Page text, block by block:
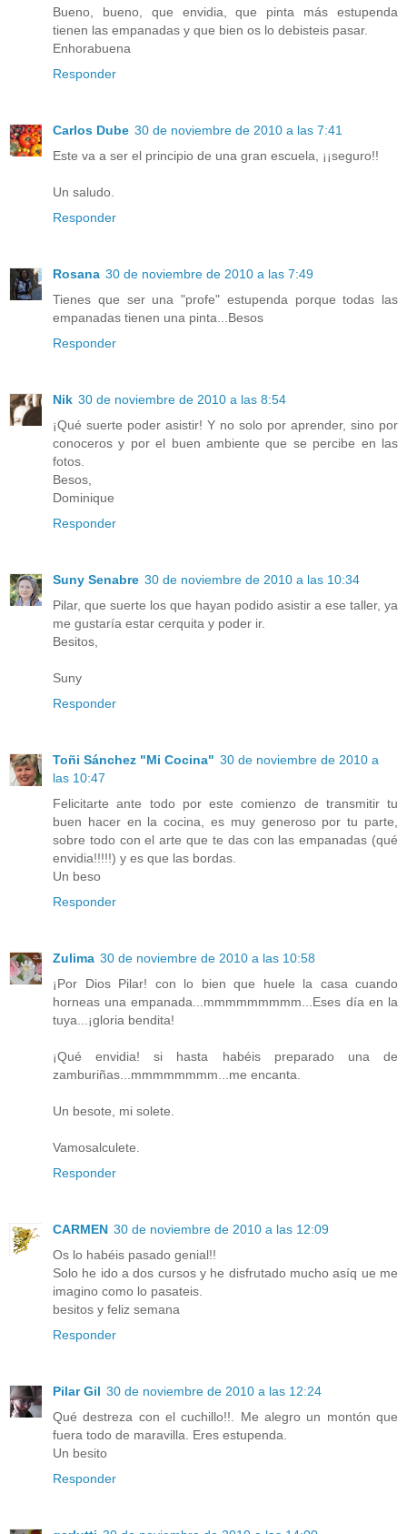
Bueno, bueno, que envidia, que pinta más estupenda
tienen las empanadas y que bien os lo debisteis pasar.
Enhorabuena
Responder
Carlos Dube 30 de noviembre de 2010 a las 7:41
Este va a ser el principio de una gran escuela, ¡¡seguro!!
Un saludo.
Responder
Rosana 30 de noviembre de 2010 a las 7:49
Tienes que ser una "profe" estupenda porque todas las
empanadas tienen una pinta...Besos
Responder
Nik 30 de noviembre de 2010 a las 8:54
¡Qué suerte poder asistir! Y no solo por aprender, sino por
conoceros y por el buen ambiente que se percibe en las
fotos.
Besos,
Dominique
Responder
Suny Senabre 30 de noviembre de 2010 a las 10:34
Pilar, que suerte los que hayan podido asistir a ese taller, ya
me gustaría estar cerquita y poder ir.
Besitos,
Suny
Responder
Toñi Sánchez "Mi Cocina" 30 de noviembre de 2010 a
las 10:47
Felicitarte ante todo por este comienzo de transmitir tu
buen hacer en la cocina, es muy generoso por tu parte,
sobre todo con el arte que te das con las empanadas (qué
envidia!!!!!) y es que las bordas.
Un beso
Responder
Zulima 30 de noviembre de 2010 a las 10:58
¡Por Dios Pilar! con lo bien que huele la casa cuando
horneas una empanada...mmmmmmmmm...Eses día en la
tuya...¡gloria bendita!
¡Qué envidia! si hasta habéis preparado una de
zamburiñas...mmmmmmmm...me encanta.
Un besote, mi solete.
Vamosalculete.
Responder
CARMEN 30 de noviembre de 2010 a las 12:09
Os lo habéis pasado genial!!
Solo he ido a dos cursos y he disfrutado mucho asíq ue me
imagino como lo pasateis.
besitos y feliz semana
Responder
Pilar Gil 30 de noviembre de 2010 a las 12:24
Qué destreza con el cuchillo!!. Me alegro un montón que
fuera todo de maravilla. Eres estupenda.
Un besito
Responder